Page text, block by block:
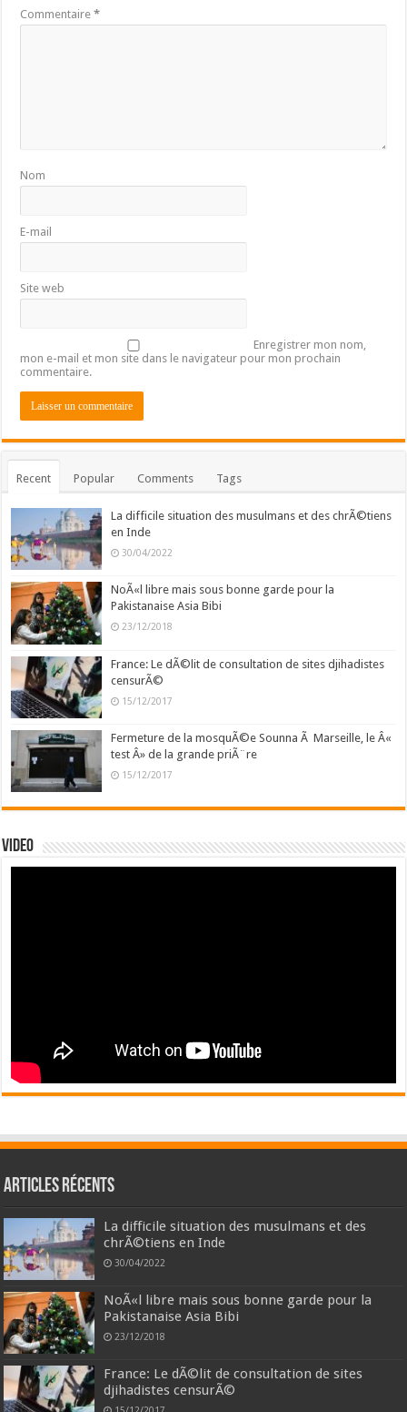
Commentaire*
Nom
E-mail
Site web
Enregistrer mon nom,
mon e-mail et mon site dans le navigateur pour mon prochain
commentaire.
Recent Popular Comments Tags
La difficile situation des musulmans et des chrÃ©tiens
en Inde
30/04/2022
NoÃ«l libre mais sous bonne garde pour la
Pakistanaise Asia Bibi
23/12/2018
France: Le dÃ©lit de consultation de sites djihadistes
censurÃ©
15/12/2017
Fermeture de la mosquÃ©e Sounna Ã Marseille, le Â«
test Â» de la grande priÃ¨re
15/12/2017
Video
Articles récents
La difficile situation des musulmans et des
chrÃ©tiens en Inde
30/04/2022
NoÃ«l libre mais sous bonne garde pour la
Pakistanaise Asia Bibi
23/12/2018
France: Le dÃ©lit de consultation de sites
djihadistes censurÃ©